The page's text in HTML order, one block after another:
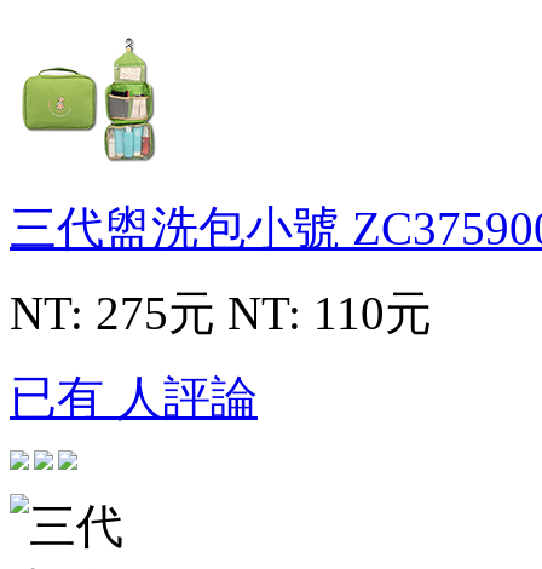
三代盥洗包小號
NT: 275元 NT: 110元
已有 人評論